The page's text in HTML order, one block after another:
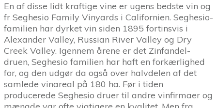
En af disse lidt kraftige vine er ugens bedste vin og
fr Seghesio Family Vinyards i Californien. Seghesio-
familien har dyrket vin siden 1895 fortinsvis i
Alexander Valley, Russian River Valley og Dry
Creek Valley. Igennem årene er det Zinfandel-
druen, Seghesio familien har haft en forkærlighed
for, og den udgør da også over halvdelen af det
samlede vinareal på 180 ha. Før i tiden
producerede Seghesio druer til andre vinfirmaer og